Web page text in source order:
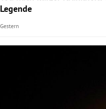
Legende
Gestern